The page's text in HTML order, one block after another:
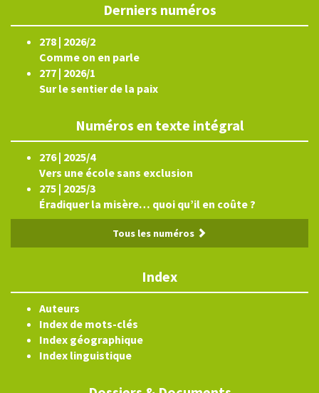
Derniers numéros
278 | 2026/2
Comme on en parle
277 | 2026/1
Sur le sentier de la paix
Numéros en texte intégral
276 | 2025/4
Vers une école sans exclusion
275 | 2025/3
Éradiquer la misère… quoi qu’il en coûte ?
Tous les numéros
Index
Auteurs
Index de mots-clés
Index géographique
Index linguistique